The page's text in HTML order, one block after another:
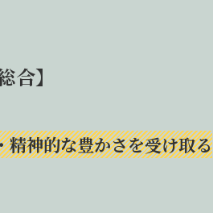
合】
精神的な豊かさを受け取る